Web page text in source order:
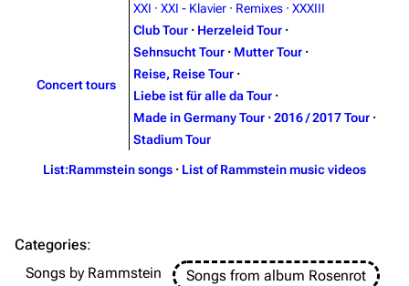
Navigation
Blog
Rammstein
Information
Discography
Videography
Emigrate
Lindemann
XXI · XXI - Klavier · Remixes · XXXIII
Concert tours
Club Tour · Herzeleid Tour ·
Sehnsucht Tour · Mutter Tour ·
Reise, Reise Tour ·
Liebe ist für alle da Tour ·
Made in Germany Tour · 2016 / 2017 Tour ·
Stadium Tour
List:Rammstein songs · List of Rammstein music videos
Categories:
Songs by Rammstein
Songs from album Rosenrot